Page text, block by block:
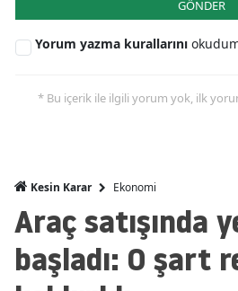
GÖNDER
Yorum yazma kurallarını
* Bu içerik ile ilgili yorum yok, ilk
Kesin Karar Ekonomi
Araç satışında
başladı: O şart